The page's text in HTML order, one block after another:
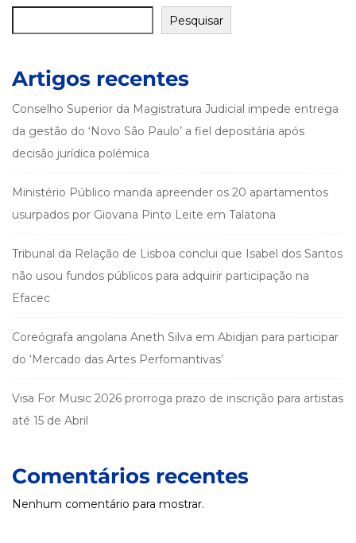
Pesquisar
Artigos recentes
Conselho Superior da Magistratura Judicial impede entrega
da gestão do ‘Novo São Paulo’ a fiel depositária após
decisão jurídica polémica
Ministério Público manda apreender os 20 apartamentos
usurpados por Giovana Pinto Leite em Talatona
Tribunal da Relação de Lisboa conclui que Isabel dos Santos
não usou fundos públicos para adquirir participação na
Efacec
Coreógrafa angolana Aneth Silva em Abidjan para participar
do ‘Mercado das Artes Perfomantivas’
Visa For Music 2026 prorroga prazo de inscrição para artistas
até 15 de Abril
Comentários recentes
Nenhum comentário para mostrar.